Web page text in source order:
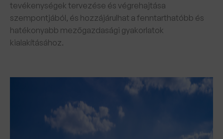
tevékenységek tervezése és végrehajtása
szempontjából, és hozzájárulhat a fenntarthatóbb és
hatékonyabb mezőgazdasági gyakorlatok
kialakításához.